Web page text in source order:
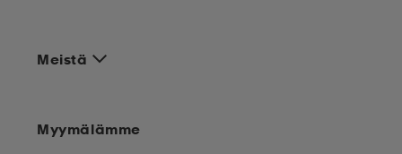
Meistä
Myymälämme